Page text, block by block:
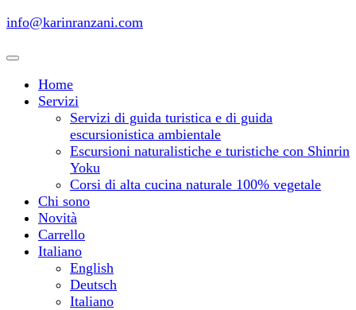
info@karinranzani.com
Home
Servizi
Servizi di guida turistica e di guida
escursionistica ambientale
Escursioni naturalistiche e turistiche con Shinrin
Yoku
Corsi di alta cucina naturale 100% vegetale
Chi sono
Novità
Carrello
Italiano
English
Deutsch
Italiano